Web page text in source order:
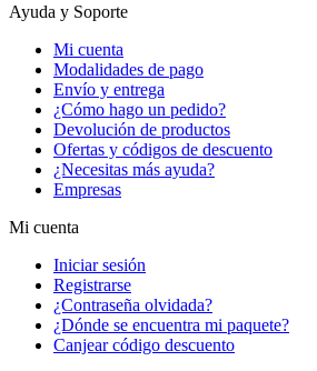
Ayuda y Soporte
Mi cuenta
Modalidades de pago
Envío y entrega
¿Cómo hago un pedido?
Devolución de productos
Ofertas y códigos de descuento
¿Necesitas más ayuda?
Empresas
Mi cuenta
Iniciar sesión
Registrarse
¿Contraseña olvidada?
¿Dónde se encuentra mi paquete?
Canjear código descuento